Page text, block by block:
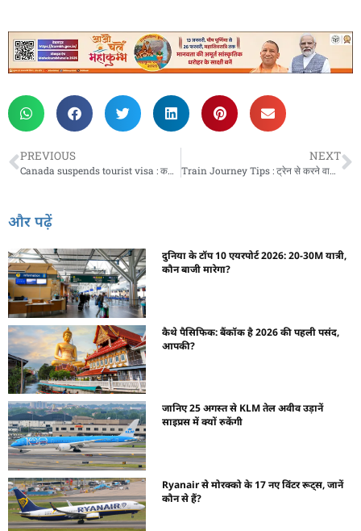
PREVIOUS
Canada suspends tourist visa : कनाडा ने दस वर्ष के लिए जारी होने वाला पर्यटक वीजा किया बंद
NEXT
Train Journey Tips : ट्रेन से करने वाले हैं लंबी दूरी का सफर, तो अपने बैग में खाने के साथ जरूर रखें ये चीजें
और पढ़ें
दुनिया के टॉप 10 एयरपोर्ट 2026: 20-30M यात्री,
कौन बाजी मारेगा?
कैथे पैसिफिक: बैंकॉक है 2026 की पहली पसंद,
आपकी?
जानिए 25 अगस्त से KLM तेल अवीव उड़ानें
साइप्रस में क्यों रुकेंगी
Ryanair से मोरक्को के 17 नए विंटर रूट्स, जानें
कौन से हैं?